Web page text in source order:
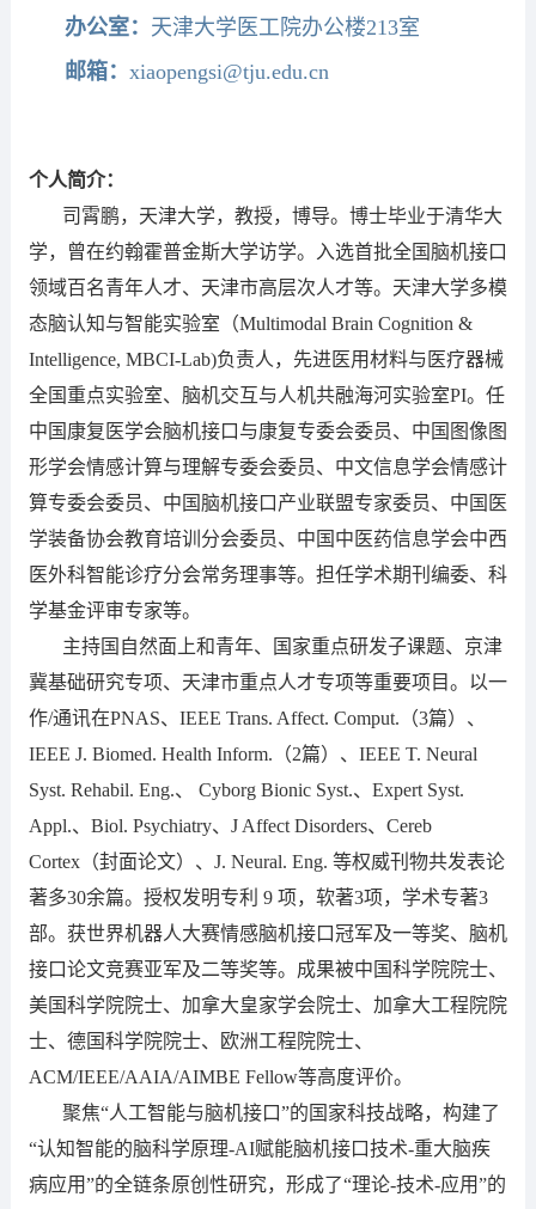
办公室： 天津大学医工院办公楼213室
邮箱： xiaopengsi@tju.edu.cn
个人简介：
司霄鹏，天津大学，教授，博导。博士毕业于清华大
学，曾在约翰霍普金斯大学访学。入选首批全国脑机接口
领域百名青年人才、天津市高层次人才等。天津大学多模
态脑认知与智能实验室（Multimodal Brain Cognition &
Intelligence, MBCI-Lab)负责人，先进医用材料与医疗器械
全国重点实验室、脑机交互与人机共融海河实验室PI。任
中国康复医学会脑机接口与康复专委会委员、中国图像图
形学会情感计算与理解专委会委员、中文信息学会情感计
算专委会委员、中国脑机接口产业联盟专家委员、中国医
学装备协会教育培训分会委员、中国中医药信息学会中西
医外科智能诊疗分会常务理事等。担任学术期刊编委、科
学基金评审专家等。
主持国自然面上和青年、国家重点研发子课题、京津
冀基础研究专项、天津市重点人才专项等重要项目。以一
作/通讯在PNAS、IEEE Trans. Affect. Comput.（3篇）、
IEEE J. Biomed. Health Inform.（2篇）、IEEE T. Neural
Syst. Rehabil. Eng.、 Cyborg Bionic Syst.、Expert Syst.
Appl.、Biol. Psychiatry、J Affect Disorders、Cereb
Cortex（封面论文）、J. Neural. Eng. 等权威刊物共发表论
著多30余篇。授权发明专利 9 项，软著3项，学术专著3
部。获世界机器人大赛情感脑机接口冠军及一等奖、脑机
接口论文竞赛亚军及二等奖等。成果被中国科学院院士、
美国科学院院士、加拿大皇家学会院士、加拿大工程院院
士、德国科学院院士、欧洲工程院院士、
ACM/IEEE/AAIA/AIMBE Fellow等高度评价。
聚焦“人工智能与脑机接口”的国家科技战略，构建了
“认知智能的脑科学原理-AI赋能脑机接口技术-重大脑疾
病应用”的全链条原创性研究，形成了“理论-技术-应用”的